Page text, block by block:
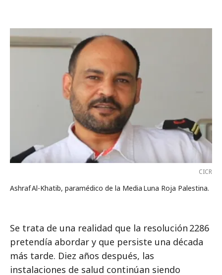
CICR
Ashraf Al-Khatib, paramédico de la Media Luna Roja Palestina.
Se trata de una realidad que la resolución 2286
pretendía abordar y que persiste una década
más tarde. Diez años después, las
instalaciones de salud continúan siendo